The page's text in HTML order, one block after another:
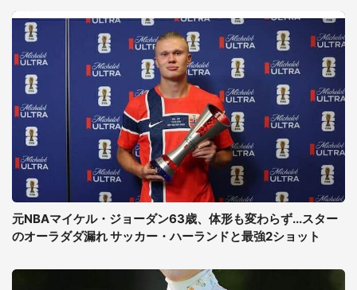
元NBAマイケル・ジョーダン63歳、体形も変わらず...スター
のオーラダダ漏れ サッカー・ハーランドと最強2ショット